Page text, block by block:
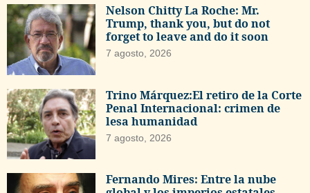
Nelson Chitty La Roche: Mr.
Trump, thank you, but do not
forget to leave and do it soon
7 agosto, 2026
Trino Márquez:El retiro de la Corte
Penal Internacional: crimen de
lesa humanidad
7 agosto, 2026
Fernando Mires: Entre la nube